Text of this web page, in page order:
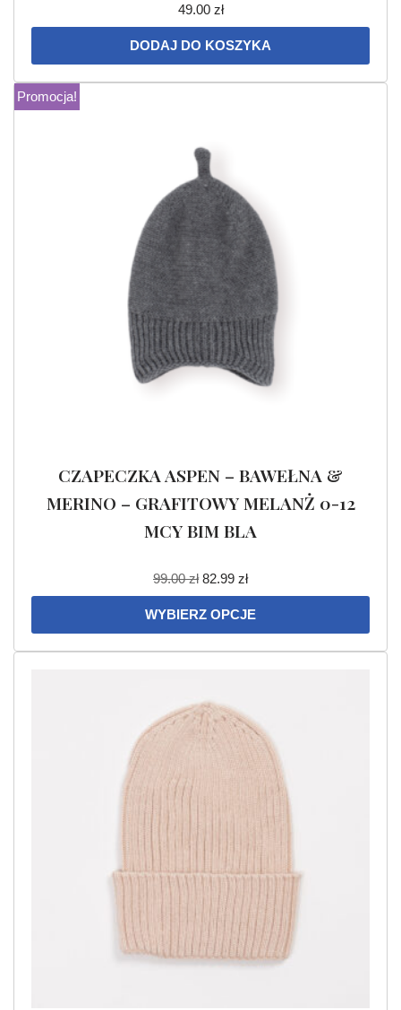
49.00 zł
DODAJ DO KOSZYKA
Promocja!
CZAPECZKA ASPEN – BAWEŁNA &
MERINO – GRAFITOWY MELANŻ 0-12
MCY BIM BLA
99.00zł 82.99 zł
WYBIERZ OPCJE